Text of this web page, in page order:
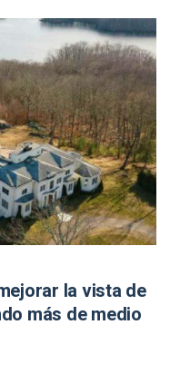
la vista de
más de medio